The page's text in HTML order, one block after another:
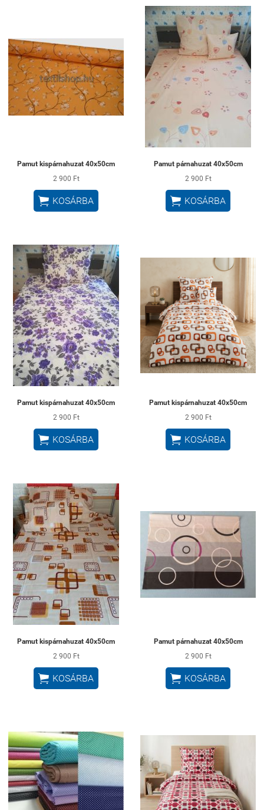
Pamut kispárnahuzat 40x50cm
2 900 Ft
 KOSÁRBA
Pamut párnahuzat 40x50cm
2 900 Ft
 KOSÁRBA
Pamut kispárnahuzat 40x50cm
2 900 Ft
 KOSÁRBA
Pamut kispárnahuzat 40x50cm
2 900 Ft
 KOSÁRBA
Pamut kispárnahuzat 40x50cm
2 900 Ft
 KOSÁRBA
Pamut párnahuzat 40x50cm
2 900 Ft
 KOSÁRBA